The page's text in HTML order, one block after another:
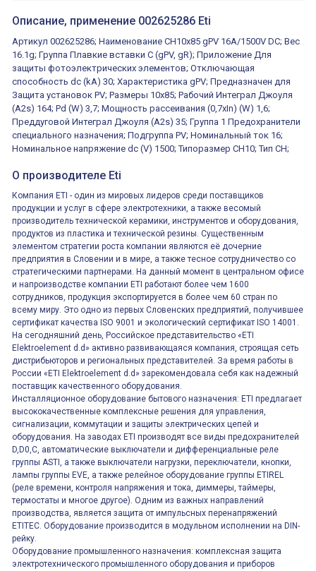
15Ампер 250В
XVR13M05L
Маячок
оранжевый
230VAC 130мм
ВКН8108
ВКН8108
Концевой
выключатель /
выключатель
путевой,
алюминиевый
регулируемый
ролик
800202300000С | 80 02 0 230 0000 С
800202300000С
многофункциональные
реле времени
0.1cек.-10 дней, 10
функций/режимов
Описание, применение 002625286 Eti
Артикул 002625286; Наименование CH10x85 gPV 16A/1500V DC; Вес
16.1g; Группа Плавкие вставки C (gPV, gR); Приложение Для
защиты фотоэлектрических элементов; Отключающая
способность dc (kA) 30; Характеристика gPV; Предназначен для
Защита установок PV; Размеры 10x85; Рабочий Интеграл Джоуля
(A2s) 164; Pd (W) 3,7; Мощность рассеивания (0,7xIn) (W) 1,6;
Преддуговой Интеграл Джоуля (A2s) 35; Группа 1 Предохранители
специального назначения; Подгруппа PV; Номинальный ток 16;
Номинальное напряжение dc (V) 1500; Типоразмер CH10; Тип CH;
О производителе Eti
Компания ETI - один из мировых лидеров среди поставщиков
продукции и услуг в сфере электротехники, а также весомый
производитель технической керамики, инструментов и оборудования,
продуктов из пластика и технической резины. Существенным
элементом стратегии роста компании являются её дочерние
предприятия в Словении и в мире, а также тесное сотрудничество со
стратегическими партнерами. На данный момент в центральном офисе
и напроизводстве компании ETI работают более чем 1600
сотрудников, продукция экспортируется в более чем 60 стран по
всему миру. Это одно из первых Словенских предприятий, получившее
сертификат качества ISO 9001 и экологический сертификат ISO 14001.
На сегодняшний день, Российское представительство «ETI
Elektroelement d.d» активно развивающаяся компания, строящая сеть
дистрибьюторов и региональных представителей. За время работы в
России «ETI Elektroelement d.d» зарекомендовала себя как надежный
поставщик качественного оборудования.
Инсталляционное оборудование бытового назначения: ETI предлагает
высококачественные комплексные решения для управления,
сигнализации, коммутации и защиты электрических цепей и
оборудования. На заводах ETI производят все виды предохранителей
D,D0,C, автоматические выключатели и дифференциальные реле
группы ASTI, а также выключатели нагрузки, переключатели, кнопки,
лампы группы EVE, а также релейное оборудование группы ETIREL
(реле времени, контроля напряжения и тока, диммеры, таймеры,
термостаты и многое другое). Одним из важных направлений
производства, является защита от импульсных перенапряжений
ETITEC. Оборудование производится в модульном исполнении на DIN-
рейку.
Оборудование промышленного назначения: комплексная защита
электротехнического промышленного оборудования и приборов